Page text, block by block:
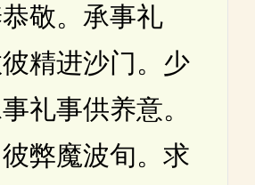
敬。承事礼
精进沙门。少
礼事供养意。
弊魔波旬。求